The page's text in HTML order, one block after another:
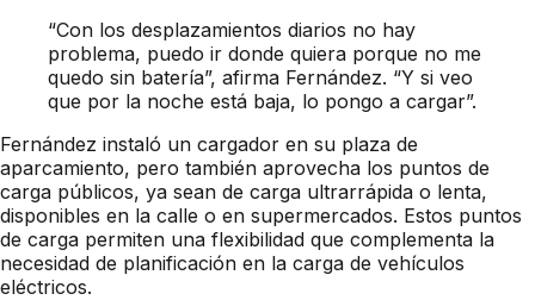
“Con los desplazamientos diarios no hay
problema, puedo ir donde quiera porque no me
quedo sin batería”, afirma Fernández. “Y si veo
que por la noche está baja, lo pongo a cargar”.
Fernández instaló un cargador en su plaza de
aparcamiento, pero también aprovecha los puntos de
carga públicos, ya sean de carga ultrarrápida o lenta,
disponibles en la calle o en supermercados. Estos puntos
de carga permiten una flexibilidad que complementa la
necesidad de planificación en la carga de vehículos
eléctricos.